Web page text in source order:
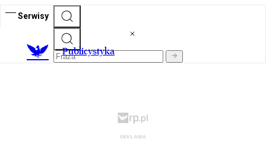
Serwisy
Publicystyka